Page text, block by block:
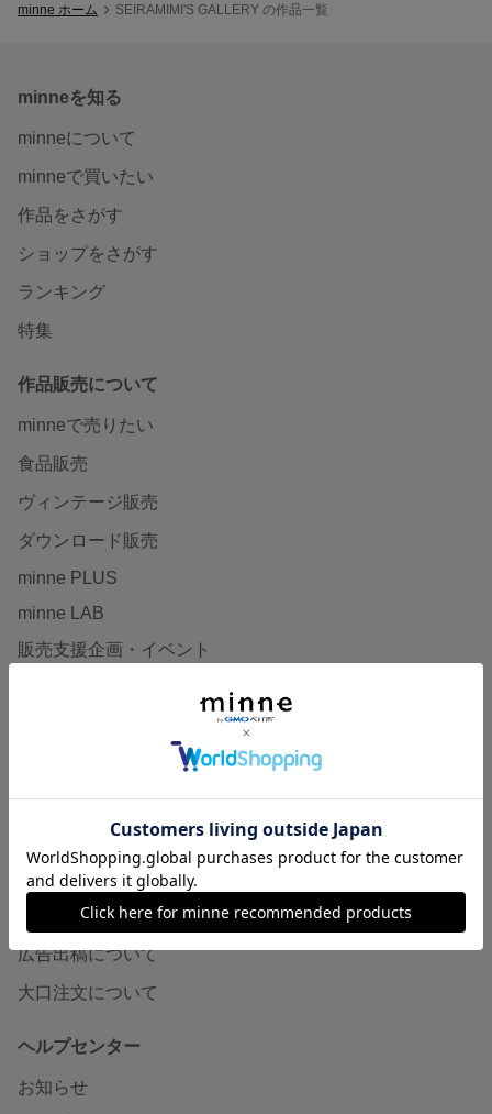
minne ホーム SEIRAMIMI'S GALLERY の作品一覧
minneを知る
minneについて
minneで買いたい
作品をさがす
ショップをさがす
ランキング
特集
作品販売について
minneで売りたい
食品販売
ヴィンテージ販売
ダウンロード販売
minne PLUS
minne LAB
販売支援企画・イベント
minneとものづくりと
minneの本
企業の方へ
広告出稿について
大口注文について
ヘルプセンター
お知らせ